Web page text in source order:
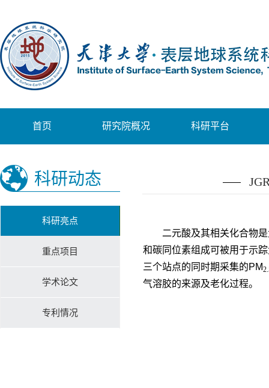
首页 研究院概况 科研平台
科研动态
科研亮点
重点项目
学术论文
专利情况
二元酸及其相关化合物
和碳同位素组成可被用于示
三个站点的同时期采集的PM
气溶胶的来源及老化过程。